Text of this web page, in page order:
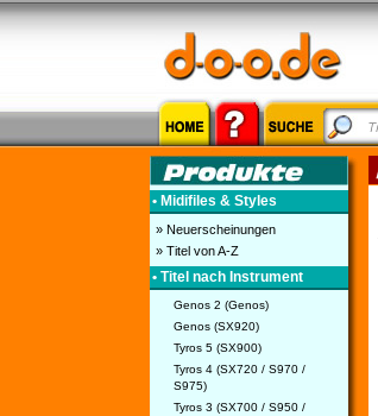
• Midifiles & Styles
» Neuerscheinungen
» Titel von A-Z
• Titel nach Instrument
Genos 2 (Genos)
Genos (SX920)
Tyros 5 (SX900)
Tyros 4 (SX720 / S970 /
S975)
Tyros 3 (SX700 / S950 /